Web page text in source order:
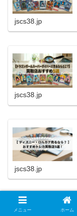
jscs38.jp
jscs38.jp
jscs38.jp
メニュー ホーム